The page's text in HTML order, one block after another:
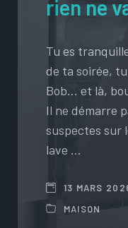
rien ne
Tu es
de ta soirée,
Bob… et là,
Il ne démarre
suspectes sur
lave …
13 MARS
MAISON